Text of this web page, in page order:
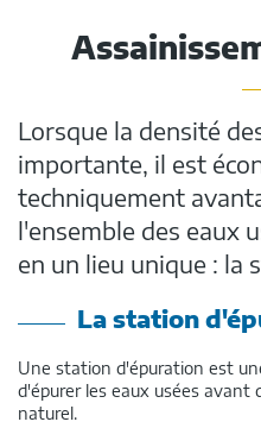
Lorsque la densité
importante, il est
techniquement
l'ensemble des eaux
en un lieu unique : la
La station
Une station d'épuration est
d'épurer les eaux usées avant
naturel.